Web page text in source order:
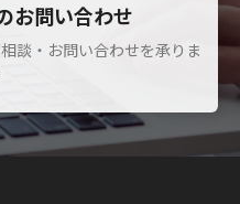
お問い合わせ
談・お問い合わせを承りま